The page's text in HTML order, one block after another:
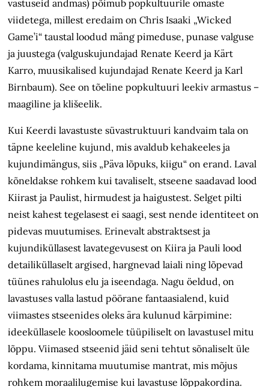
vastuseid andmas) põimub popkultuurile omaste
viidetega, millest eredaim on Chris Isaaki „Wicked
Game’i“ taustal loodud mäng pimeduse, punase valguse
ja juustega (valguskujundajad Renate Keerd ja Kärt
Karro, muusikalised kujundajad Renate Keerd ja Karl
Birnbaum). See on tõeline popkultuuri leekiv armastus –
maagiline ja klišeelik.
Kui Keerdi lavastuste süvastruktuuri kandvaim tala on
täpne keeleline kujund, mis avaldub kehakeeles ja
kujundimängus, siis „Päva lõpuks, kiigu“ on erand. Laval
kõneldakse rohkem kui tavaliselt, stseene saadavad lood
Kiirast ja Paulist, hirmudest ja haigustest. Selget pilti
neist kahest tegelasest ei saagi, sest nende identiteet on
pidevas muutumises. Erinevalt abstraktsest ja
kujundiküllasest lavategevusest on Kiira ja Pauli lood
detailiküllaselt argised, hargnevad laiali ning lõpevad
tüünes rahulolus elu ja iseendaga. Naguöeldud, on
lavastuses valla lastud pöörane fantaasialend, kuid
viimastes stseenides oleks ära kulunud kärpimine:
ideeküllasele koosloomele tüüpiliselton lavastusel mitu
lõppu. Viimased stseenid jäid seni tehtut sõnaliseltüle
kordama, kinnitama muutumise mantrat,mis mõjus
rohkem moraalilugemise kui lavastuse lõppakordina.